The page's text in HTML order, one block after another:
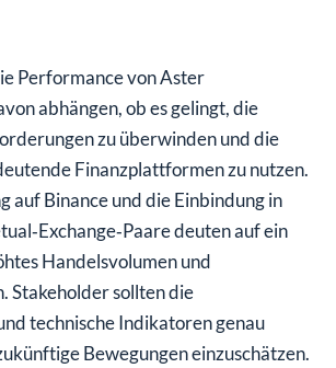
Performance von Aster
abhängen, ob es gelingt, die
zu überwinden und die
Finanzplattformen zu nutzen.
auf Binance und die Einbindung in
deuten auf ein
Handelsvolumen und
Stakeholder sollten die
technische Indikatoren genau
Bewegungen einzuschätzen.